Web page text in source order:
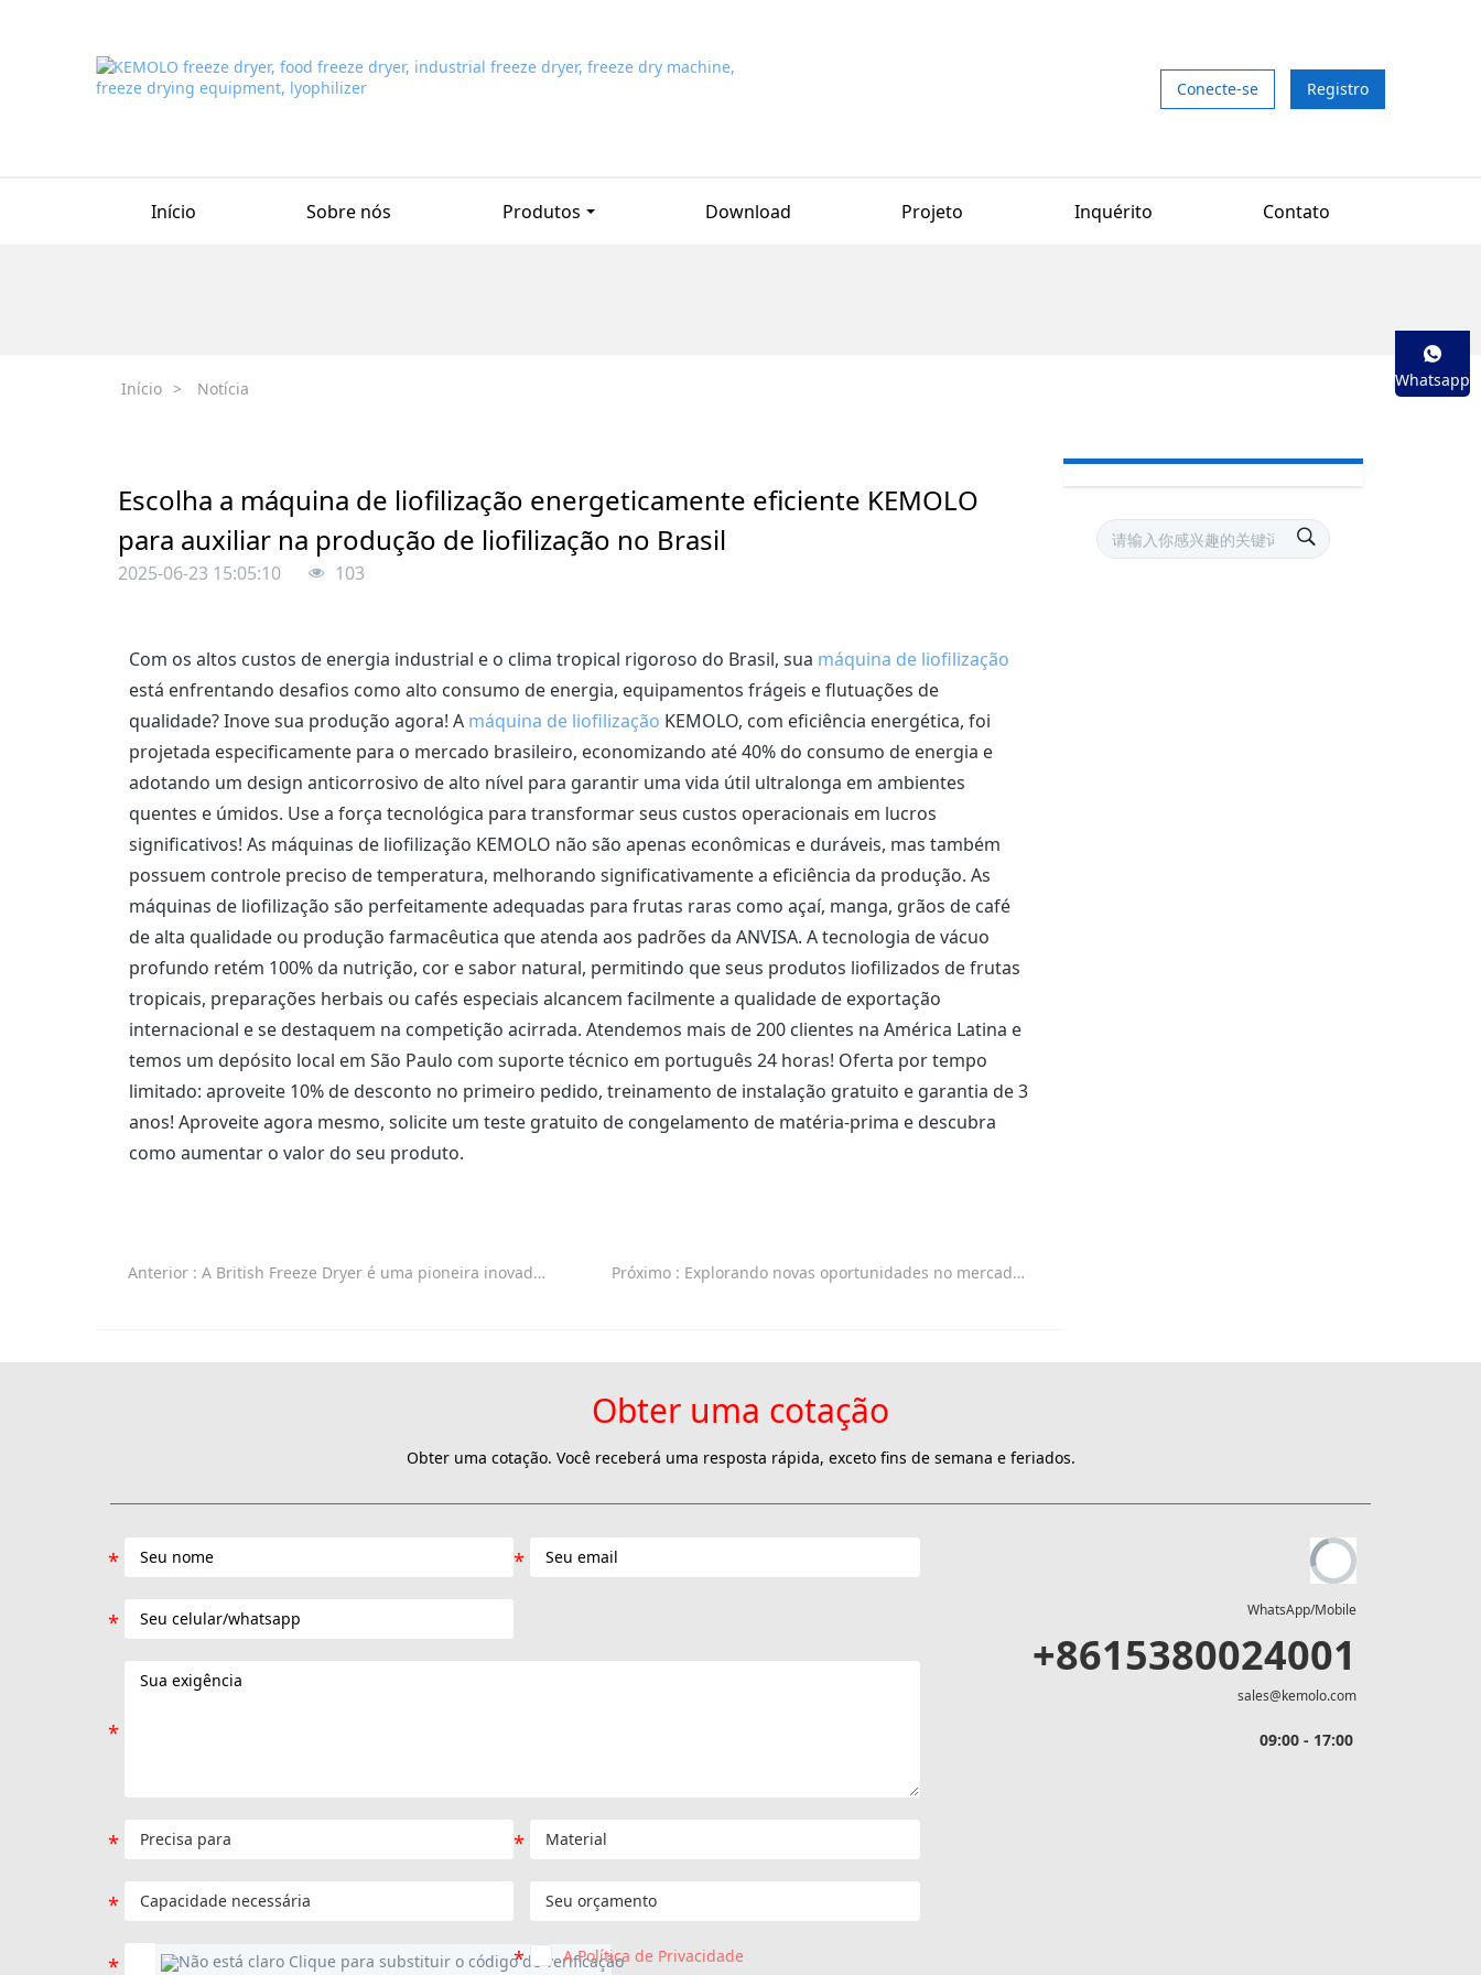
Conecte-se Registro
Início Sobre nós Produtos Download Projeto Inquérito Contato
Início > Notícia
Escolha a máquina de liofilização energeticamente eficiente KEMOLO
para auxiliar na produção de liofilização no Brasil
2025-06-23 15:05:10 103
Com os altos custos de energia industrial e o clima tropical rigoroso do Brasil, sua máquina de liofilização
está enfrentando desafios como alto consumo de energia, equipamentos frágeis e flutuações de
qualidade? Inove sua produção agora! A máquina de liofilização KEMOLO, com eficiência energética, foi
projetada especificamente para o mercado brasileiro, economizando até 40% do consumo de energia e
adotando um design anticorrosivo de alto nível para garantir uma vida útil ultralonga em ambientes
quentes e úmidos. Use a força tecnológica para transformar seus custos operacionais em lucros
significativos! As máquinas de liofilização KEMOLO não são apenas econômicas e duráveis, mas também
possuem controle preciso de temperatura, melhorando significativamente a eficiência da produção. As
máquinas de liofilização são perfeitamente adequadas para frutas raras como açaí, manga, grãos de café
de alta qualidade ou produção farmacêutica que atenda aos padrões da ANVISA. A tecnologia de vácuo
profundo retém 100% da nutrição, cor e sabor natural, permitindo que seus produtos liofilizados de frutas
tropicais, preparações herbais ou cafés especiais alcancem facilmente a qualidade de exportação
internacional e se destaquem na competição acirrada. Atendemos mais de 200 clientes na América Latina e
temos um depósito local em São Paulo com suporte técnico em português 24 horas! Oferta por tempo
limitado: aproveite 10% de desconto no primeiro pedido, treinamento de instalação gratuito e garantia de 3
anos! Aproveite agora mesmo, solicite um teste gratuito de congelamento de matéria-prima e descubra
como aumentar o valor do seu produto.
Anterior : A British Freeze Dryer é uma pioneira inovadora no processamento de alimentos Próximo : Explorando novas oportunidades no mercado croata de máquinas de liofilização
Obter uma cotação
Obter uma cotação. Você receberá uma resposta rápida, exceto fins de semana e feriados.
A Política de Privacidade
WhatsApp/Mobile
+8615380024001
sales@kemolo.com
09:00 - 17:00
Whatsapp